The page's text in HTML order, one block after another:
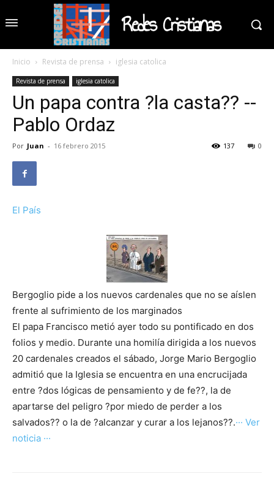
Redes Cristianas
Inicio Revista de prensa iglesia catolica
Revista de prensa iglesia catolica
Un papa contra ?la casta?? --
Pablo Ordaz
Por Juan - 16 febrero 2015 0
137
El País
Bergoglio pide a los nuevos cardenales que no se aíslen
frente al sufrimiento de los marginados
El papa Francisco metió ayer todo su pontificado en dos
folios y medio. Durante una homilía dirigida a los nuevos
20 cardenales creados el sábado, Jorge Mario Bergoglio
admitió que la Iglesia se encuentra en una encrucijada
entre ?dos lógicas de pensamiento y de fe??, la de
apartarse del peligro ?por miedo de perder a los
salvados?? o la de ?alcanzar y curar a los lejanos??.··· Ver
noticia ···